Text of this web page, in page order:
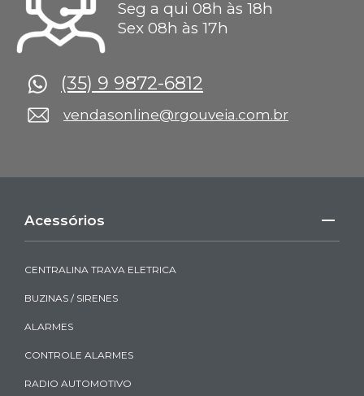
Seg a qui 08h às 18h
Sex 08h às 17h
(35) 9 9872-6812
vendasonline@rgouveia.com.br
Acessórios
CENTRALINA TRAVA ELETRICA
BUZINAS / SIRENES
ALARMES
CONTROLE ALARMES
RADIO AUTOMOTIVO